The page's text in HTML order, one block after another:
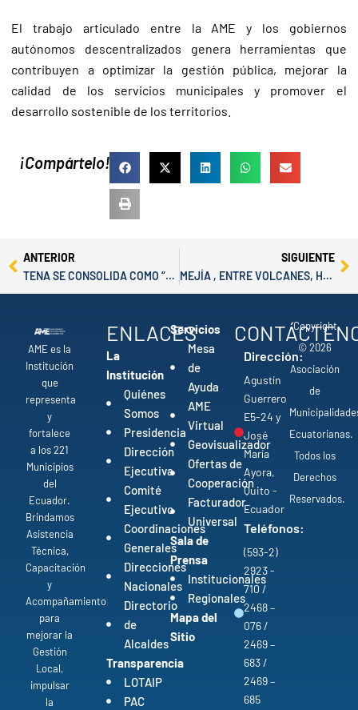
El trabajo articulado entre la AME y los gobiernos
autónomos descentralizados genera herramientas que
contribuyen a optimizar la gestión pública, mejorar la
calidad de los servicios municipales y promover el
desarrollo sostenible de los territorios.
¡Compártelo!
Prev
ANTERIOR
TENA SE CONSOLIDA COMO “CANTÓN GARANTE DE LA CHAKRA”
SIGUIENTE
MEJÍA , ENTRE VOLCANES, HISTORIA Y TRADICIÓN
AME es la
Institución
que
representa
y
fortalece
a los 221
Municipios
del
Ecuador.
Brindamos
Asistencia
Técnica,
Capacitación
y
Acompañamiento
para
mejorar la
Gestión
Local,
impulsar
la
ENLACES
La
Institución
Quiénes
Somos
Presidencia
Dirección
Ejecutiva
Comité
Ejecutivo
Coordinaciones
Generales
Direcciones
Nacionales
Directorio
de
Alcaldes
Transparencia
LOTAIP
PAC
Servicios
Mesa
de
Ayuda
AME
Virtual
Geovisualizador
Ofertas de
Cooperación
Facturador
Universal
Sala de
Prensa
Institucionales
Regionales
Mapa del
Sitio
Dirección:
Agustín
Guerrero
E5-24 y
José
María
Ayora,
Quito -
Ecuador
Teléfonos:
(593-2)
2923 -
710 /
2468 –
076 /
2469 –
683 /
2469 –
685
Copyright
© 2026
Asociación
de
Ecuatorianas.
Todos los
Derechos
Reservados.